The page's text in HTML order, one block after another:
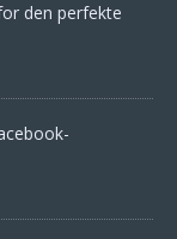
den perfekte